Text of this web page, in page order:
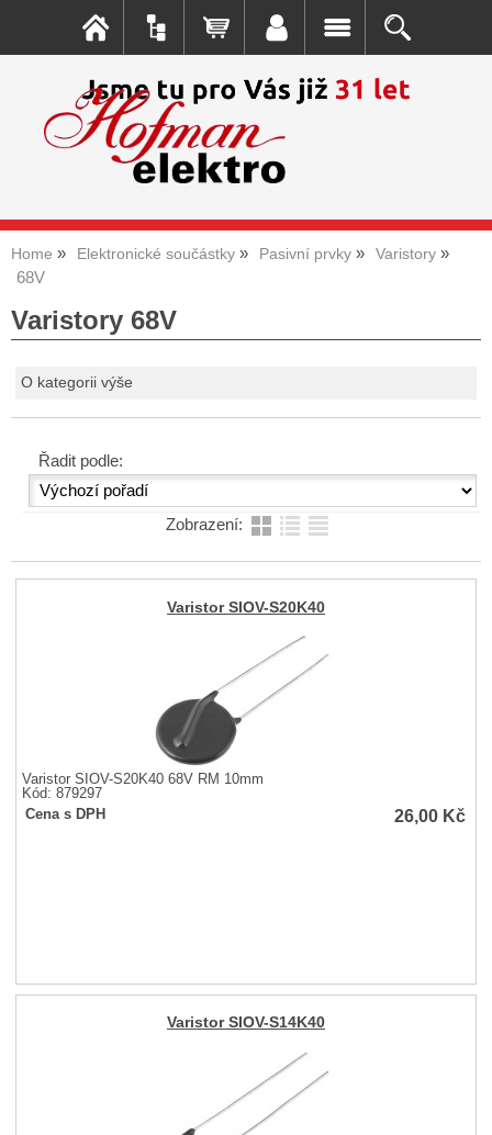
Home Elektronické součástky Pasivní prvky Varistory
68V
Varistory 68V
O kategorii výše
Řadit podle:
Zobrazení:
Varistor SIOV-S20K40
Varistor SIOV-S20K40 68V RM 10mm
Kód: 879297
Cena s DPH
26,00 Kč
Varistor SIOV-S14K40